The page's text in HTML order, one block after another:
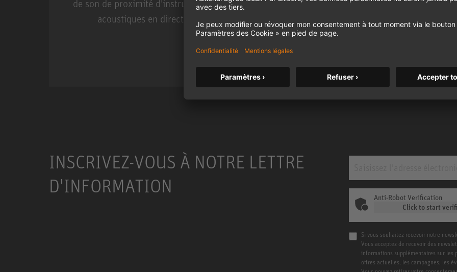
de son de proximité d'instruments
acoustiques en direct.
Neumann passe un nouveau cap avec
des basses plus profondes, une
résolution plus élevée et une
INSCRIVEZ-VOUS À NOTRE LETTRE
D'INFORMATION
Anti-Robot Verification
Click to start
Si vous souhaitez recevoir notre
Vous acceptez de recevoir des
informations supplémentaires sur les
offres actuelles, les campagnes, les